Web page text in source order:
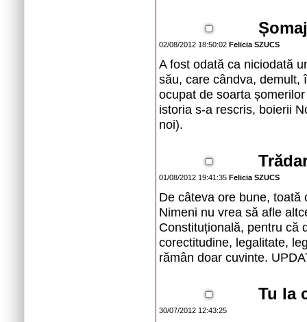
02/08/2012 18:50:02 Felicia SZUCS
A fost odată ca niciodată
său, care cândva, demult,
ocupat de soarta
istoria s-a rescris, boierii
noi).
01/08/2012 19:41:35 Felicia SZUCS
De câteva ore bune,
Nimeni nu vrea să afle
Constituțională, pentru că
corectitudine, legalitate,
rămân doar cuvinte.
Tu la
30/07/2012 12:43:25